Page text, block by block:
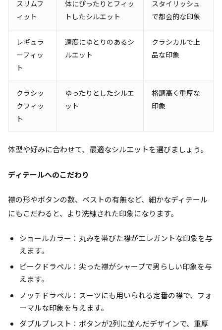
スリムフ
ィット
体にぴったりとフィッ
トしたシルエット
スタイリッシュ
で都会的な印象
レギュラ
ーフィッ
ト
適度にゆとりのあるシ
ルエット
クラシカルで上
品な印象
クラシッ
クフィッ
ト
ゆったりとしたシルエ
ット
格調高く重厚な
印象
体型や好みに合わせて、最適なシルエットを選びましょう。
ディテールへのこだわり
襟の形やボタンの数、ベストの有無など、細かなディテール
にもこだわると、より洗練された印象になります。
ショールカラー：丸みを帯びた襟がエレガントな印象を与
えます。
ピークドラペル：尖った襟がシャープで男らしい印象を与
えます。
ノッチドラペル：スーツにも用いられる定番の襟で、フォ
ーマルな印象を与えます。
ダブルブレスト：ボタンが2列に並んだデザインで、重厚